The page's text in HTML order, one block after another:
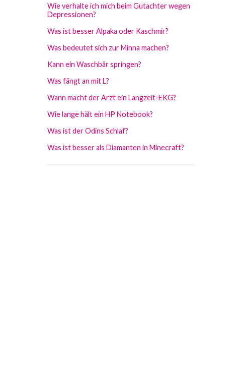
Wie verhalte ich mich beim Gutachter wegen
Depressionen?
Was ist besser Alpaka oder Kaschmir?
Was bedeutet sich zur Minna machen?
Kann ein Waschbär springen?
Was fängt an mit L?
Wann macht der Arzt ein Langzeit-EKG?
Wie lange hält ein HP Notebook?
Was ist der Odins Schlaf?
Was ist besser als Diamanten in Minecraft?